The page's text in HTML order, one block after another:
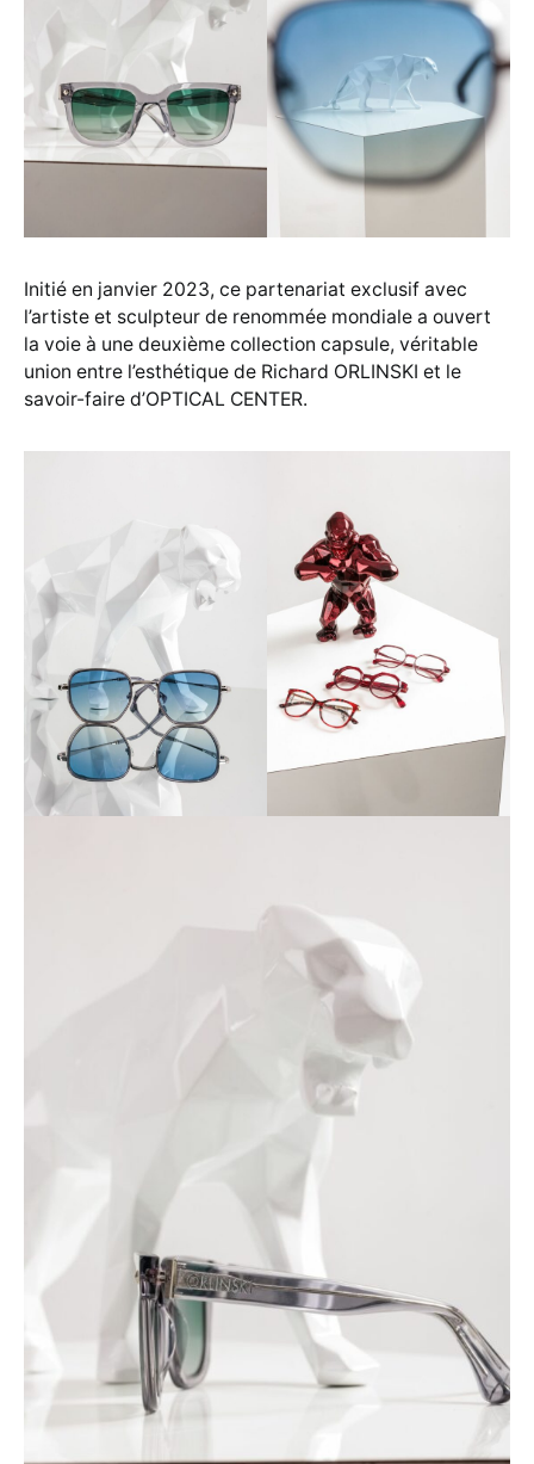
Initié en janvier 2023, ce partenariat exclusif avec
l’artiste et sculpteur de renommée mondiale a ouvert
la voie à une deuxième collection capsule, véritable
union entre l’esthétique de Richard ORLINSKI et le
savoir-faire d’OPTICAL CENTER.